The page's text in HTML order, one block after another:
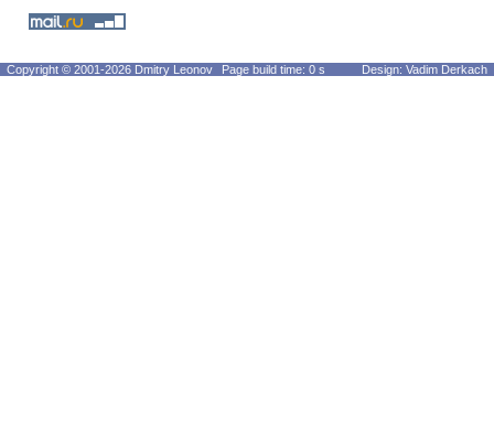
Copyright © 2001-2026 Dmitry Leonov Page build time: 0 s Design: Vadim Derkach